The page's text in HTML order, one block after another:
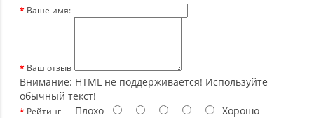
Ваше имя:
Ваш отзыв
Внимание: HTML не поддерживается! Используйте
обычный текст!
Рейтинг Плохо Хорошо